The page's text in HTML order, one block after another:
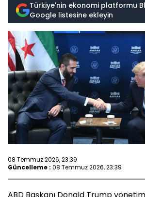
Türkiye'nin ekonomi platformu
Google listesine ekleyin
08 Temmuz 2026, 23:39
Güncelleme : 08 Temmuz 2026, 23:39